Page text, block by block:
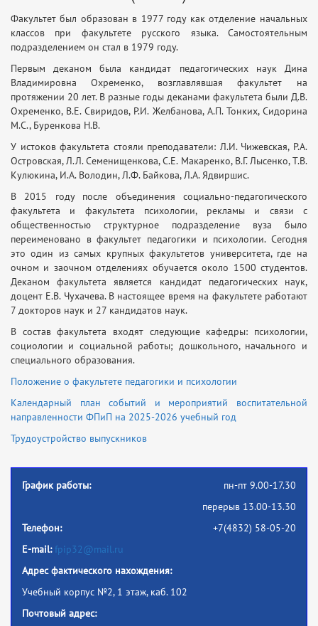
Факультет был образован в 1977 году как отделение начальных
классов при факультете русского языка. Самостоятельным
подразделением он стал в 1979 году.
Первым деканом была кандидат педагогических наук Дина
Владимировна Охременко, возглавлявшая факультет на
протяжении 20 лет. В разные годы деканами факультета были Д.В.
Охременко, В.Е. Свиридов, Р.И. Желбанова, А.П. Тонких, Сидорина
М.С., Буренкова Н.В.
У истоков факультета стояли преподаватели: Л.И. Чижевская, Р.А.
Островская, Л.Л. Семенищенкова, С.Е. Макаренко, В.Г. Лысенко, Т.В.
Кулюкина, И.А. Володин, Л.Ф. Байкова, Л.А. Ядвиршис.
В 2015 году после объединения социально-педагогического
факультета и факультета психологии, рекламы и связи с
общественностью структурное подразделение вуза было
переименовано в факультет педагогики и психологии. Сегодня
это один из самых крупных факультетов университета, где на
очном и заочном отделениях обучается около 1500 студентов.
Деканом факультета является кандидат педагогических наук,
доцент Е.В. Чухачева. В настоящее время на факультете работают
7 докторов наук и 27 кандидатов наук.
В состав факультета входят следующие кафедры: психологии,
социологии и социальной работы; дошкольного, начального и
специального образования.
Положение о факультете педагогики и психологии
Календарный план событий и мероприятий воспитательной
направленности ФПиП на 2025-2026 учебный год
Трудоустройство выпускников
График работы:
пн-пт 9.00-17.30
перерыв 13.00-13.30
Телефон:
+7(4832) 58-05-20
E-mail: fpip32@mail.ru
Адрес фактического нахождения:
Учебный корпус №2, 1 этаж, каб. 102
Почтовый адрес: